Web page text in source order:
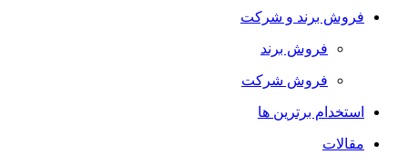
فروش برند و شرکت
فروش برند
فروش شرکت
استخدام برترین ها
مقالات